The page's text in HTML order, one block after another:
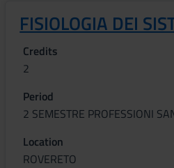
FISIOLOGIA DEI
Credits
2
Period
2 SEMESTRE PROFESSIONI
Location
ROVERETO